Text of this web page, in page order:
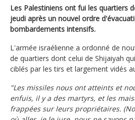
Les Palestiniens ont fui les quartiers
jeudi après un nouvel ordre
bombardements intensifs.
L'armée israélienne a ordonné de
de quartiers dont celui de Shijaiyah
ciblés par les tirs et largement vidés
"Les missiles nous ont atteints et
enfuis, il y a des martyrs, et les
frappées sur leurs propriétaires.